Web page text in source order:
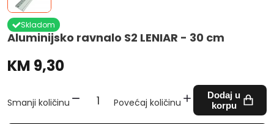
Aluminijsko ravnalo S2 LENIAR - 30 cm
Skladom
KM 9,30
Smanji količinu Povećaj količinu
Dodaj u
korpu